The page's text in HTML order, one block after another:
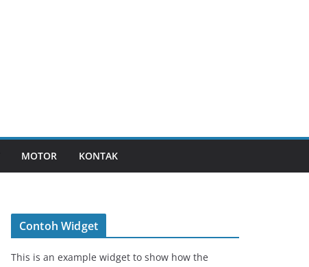
MOTOR KONTAK
Contoh Widget
This is an example widget to show how the